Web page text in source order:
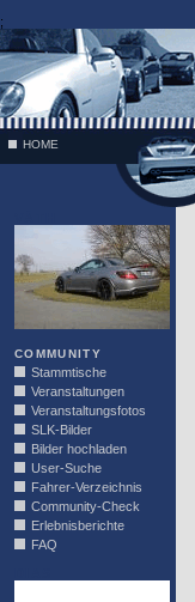
;
HOME
COMMUNITY
Stammtische
Veranstaltungen
Veranstaltungsfotos
SLK-Bilder
Bilder hochladen
User-Suche
Fahrer-Verzeichnis
Community-Check
Erlebnisberichte
FAQ